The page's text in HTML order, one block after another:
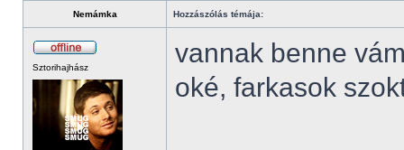
Nemámka Hozzászólás témája:
Sztorihajhász
vannak benne
oké, farkasok